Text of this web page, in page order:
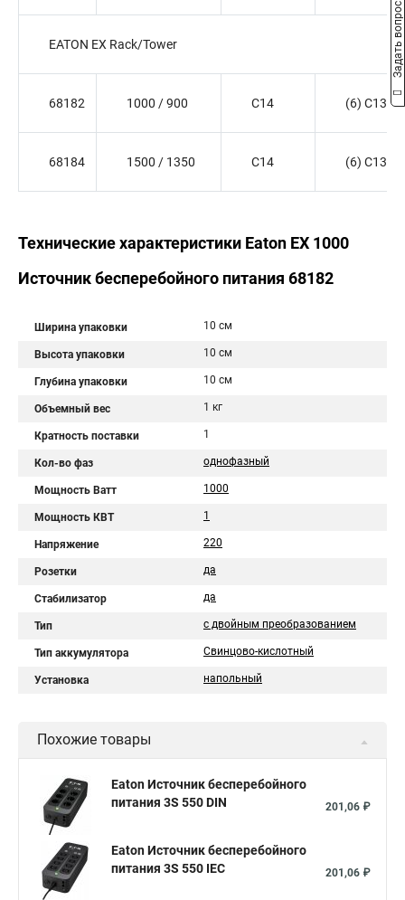
EATON EX Rack/Tower
68182 1000 / 900 C14 (6) C13
68184 1500 / 1350 C14 (6) C13
Технические характеристики Eaton EX 1000
Источник бесперебойного питания 68182
Ширина упаковки 10 см
Высота упаковки 10 см
Глубина упаковки 10 см
Объемный вес 1 кг
Кратность поставки 1
Кол-во фаз однофазный
Мощность Ватт 1000
Мощность КВТ 1
Напряжение 220
Розетки да
Стабилизатор да
Тип с двойным преобразованием
Тип аккумулятора Свинцово-кислотный
Установка напольный
Похожие товары
Eaton Источник бесперебойного
питания 3S 550 DIN
201,06 ₽
Eaton Источник бесперебойного
питания 3S 550 IEC
201,06 ₽
Задать вопрос